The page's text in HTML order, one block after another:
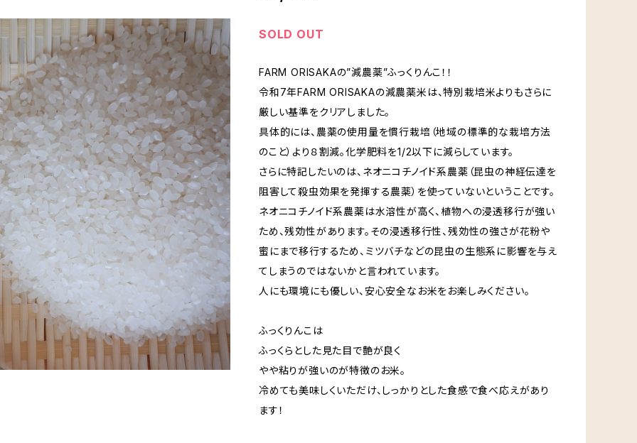
SOLD OUT
FARM ORISAKAの”減農薬”ふっくりんこ！！
令和7年FARM ORISAKAの減農薬米は、特別栽培米よりもさらに
厳しい基準をクリアしました。
具体的には、農薬の使用量を慣行栽培（地域の標準的な栽培方法
のこと）より８割減。化学肥料を1/2以下に減らしています。
さらに特記したいのは、ネオニコチノイド系農薬（昆虫の神経伝達を
阻害して殺虫効果を発揮する農薬）を使っていないということです。
ネオニコチノイド系農薬は水溶性が高く、植物への浸透移行が強い
ため、残効性があります。その浸透移行性、残効性の強さが花粉や
蜜にまで移行するため、ミツバチなどの昆虫の生態系に影響を与え
てしまうのではないかと言われています。
人にも環境にも優しい、安心安全なお米をお楽しみください。
ふっくりんこは
ふっくらとした見た目で艶が良く
やや粘りが強いのが特徴のお米。
冷めても美味しくいただけ、しっかりとした食感で食べ応えがあり
ます！